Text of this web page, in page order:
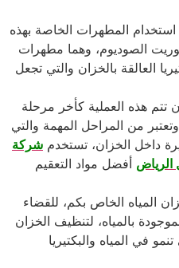
استخدام المطهرات الخاصة بهذه
الصوديوم، وهما مطهرات
العالقة بالخزان والتي تجعل
تتم هذه العملية كأخر مرحلة
من المراحل المهمة والتي
داخل الخزان، تستخدم شركة
أفضل مواد التعقيم
المياه الخاص بكم، للقضاء
بالمياه، لتنظيف الخزان
في المياه والبكتيريا